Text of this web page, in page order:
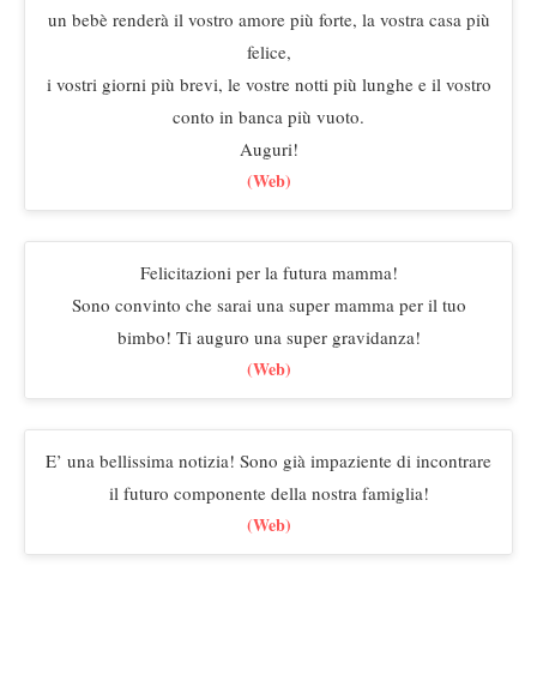
un bebè renderà il vostro amore più forte, la vostra casa più
felice,
i vostri giorni più brevi, le vostre notti più lunghe e il vostro
conto in banca più vuoto.
Auguri!
(Web)
Felicitazioni per la futura mamma!
Sono convinto che sarai una super mamma per il tuo
bimbo! Ti auguro una super gravidanza!
(Web)
E’ una bellissima notizia! Sono già impaziente di incontrare
il futuro componente della nostra famiglia!
(Web)